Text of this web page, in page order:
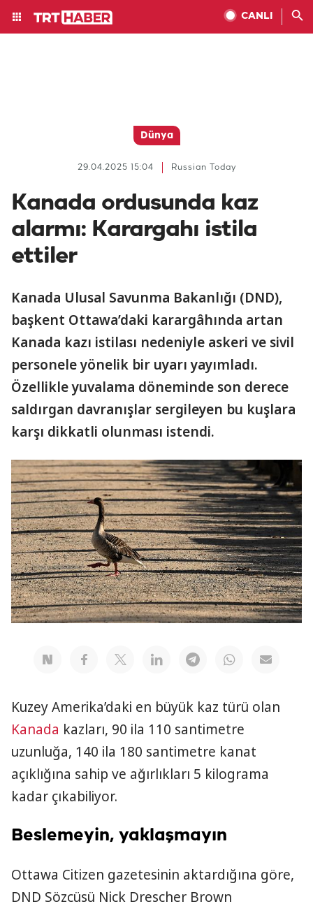
CANLI
Dünya
Russian Today
29.04.2025 15:04
Kanada ordusunda kaz
alarmı: Karargahı istila
ettiler
Kanada Ulusal Savunma Bakanlığı (DND),
başkent Ottawa’daki karargâhında artan
Kanada kazı istilası nedeniyle askeri ve sivil
personele yönelik bir uyarı yayımladı.
Özellikle yuvalama döneminde son derece
saldırgan davranışlar sergileyen bu kuşlara
karşı dikkatli olunması istendi.
Kuzey Amerika’daki en büyük kaz türü olan
Kanada kazları, 90 ila 110 santimetre
uzunluğa, 140 ila 180 santimetre kanat
açıklığına sahip ve ağırlıkları 5 kilograma
kadar çıkabiliyor.
Beslemeyin, yaklaşmayın
Ottawa Citizen gazetesinin aktardığına göre,
DND Sözcüsü Nick Drescher Brown